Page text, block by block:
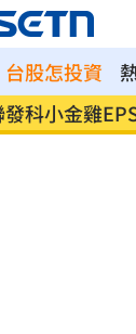
台股怎投資
科小金雞